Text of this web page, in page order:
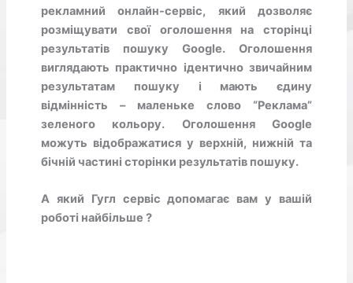
рекламний онлайн-сервіс, який дозволяє
розміщувати свої оголошення на сторінці
результатів пошуку Google. Оголошення
виглядають практично ідентично звичайним
результатам пошуку і мають єдину
відмінність – маленьке слово “Реклама”
зеленого кольору. Оголошення Google
можуть відображатися у верхній, нижній та
бічній частині сторінки результатів пошуку.
А який Гугл сервіс допомагає вам у вашій
роботі найбільше ?